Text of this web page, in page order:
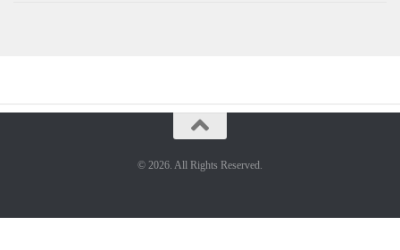
© 2026. All Rights Reserved.